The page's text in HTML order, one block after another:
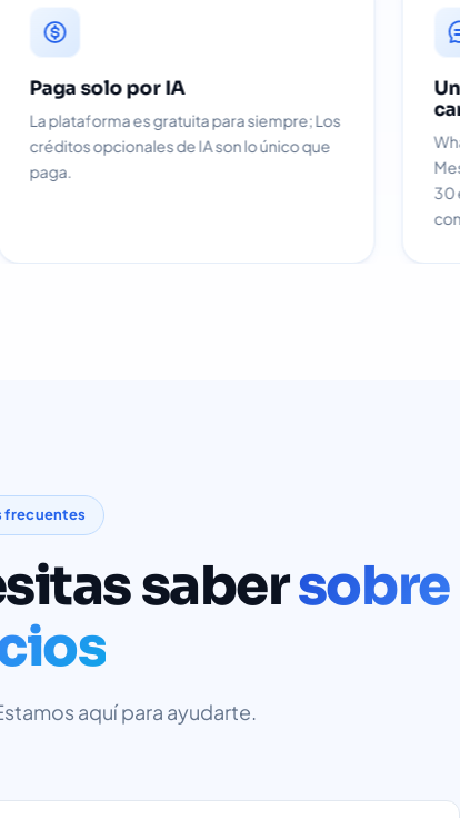
día, los
oficial de
Paga solo por IA
La plataforma es gratuita para siempre;
créditos opcionales de IA son lo único
frecuentes
sabersobre
aquí para ayudarte.